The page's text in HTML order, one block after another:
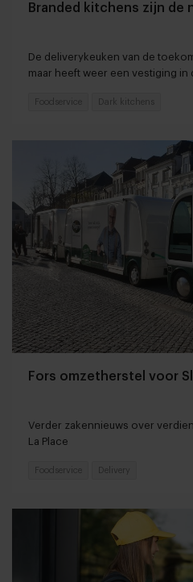
Branded kitchens zijn de
De deliverykeuken van de
maar heeft weer een vestiging in
Foodservice Dark kitchens
Fors omzetherstel voor
Verder zakennieuws over
La Place
Foodservice Delivery